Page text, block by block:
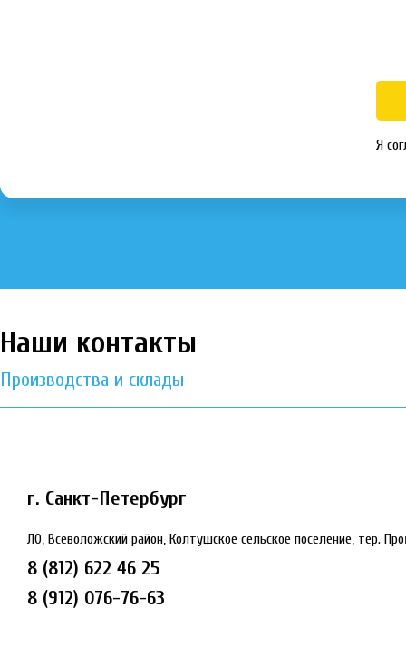
Я
Наши контакты
Производства и склады
г. Санкт-Петербург
ЛО, Всеволожский район, Колтушское сельское поселение, тер.
8 (812) 622 46 25
8 (912) 076-76-63